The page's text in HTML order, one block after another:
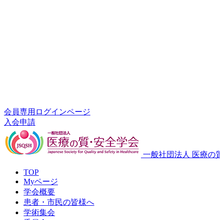
会員専用ログインページ
入会申請
一般社団法人 医療の
TOP
Myページ
学会概要
患者・市民の皆様へ
学術集会